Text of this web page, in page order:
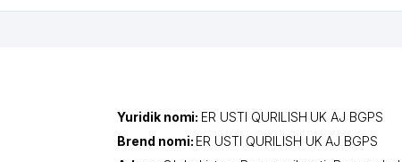
Yuridik nomi: ER USTI QURILISH UK AJ BGPS
Brend nomi: ER USTI QURILISH UK AJ BGPS